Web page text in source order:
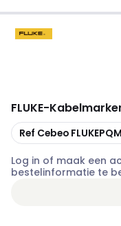
FLUKE-
Kopiëren
Ref Cebeo
Log in of maak een
bestelinformatie te